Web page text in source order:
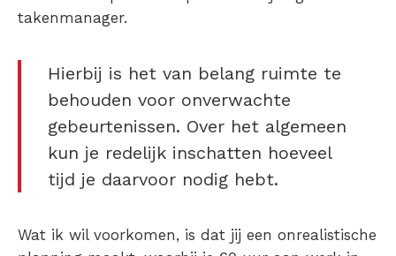
takenmanager.
Hierbij is het van belang ruimte te
behouden voor onverwachte
gebeurtenissen. Over het algemeen
kun je redelijk inschatten hoeveel
tijd je daarvoor nodig hebt.
Wat ik wil voorkomen, is dat jij een onrealistische